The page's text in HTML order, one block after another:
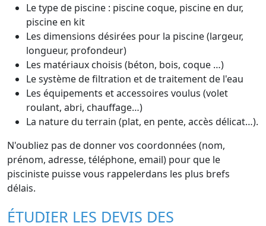
Le type de piscine : piscine coque, piscine en dur,
piscine en kit
Les dimensions désirées pour la piscine (largeur,
longueur, profondeur)
Les matériaux choisis (béton, bois, coque …)
Le système de filtration et de traitement de l'eau
Les équipements et accessoires voulus (volet
roulant, abri, chauffage…)
La nature du terrain (plat, en pente, accès délicat…).
N'oubliez pas de donner vos coordonnées (nom,
prénom, adresse, téléphone, email) pour que le
pisciniste puisse vous rappelerdans les plus brefs
délais.
ÉTUDIER LES DEVIS DES